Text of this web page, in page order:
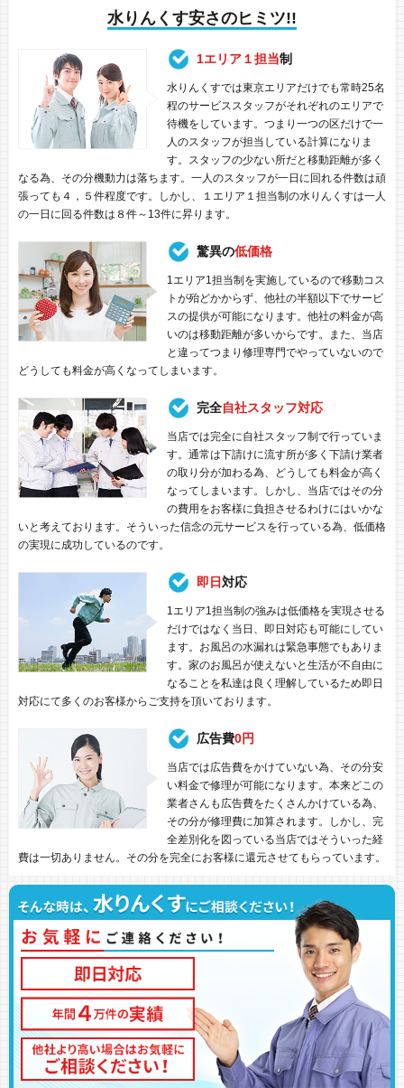
水りんくす安さのヒミツ!!
1エリア１担当制
水りんくすでは東京エリアだけでも常時25名
程のサービススタッフがそれぞれのエリアで
待機をしています。つまり一つの区だけで一
人のスタッフが担当している計算になりま
す。スタッフの少ない所だと移動距離が多く
なる為、その分機動力は落ちます。一人のスタッフが一日に回れる件数は頑
張っても４，５件程度です。しかし、１エリア１担当制の水りんくすは一人
の一日に回る件数は８件～13件に昇ります。
驚異の低価格
1エリア1担当制を実施しているので移動コス
トが殆どかからず、他社の半額以下でサービ
スの提供が可能になります。他社の料金が高
いのは移動距離が多いからです。また、当店
と違ってつまり修理専門でやっていないので
どうしても料金が高くなってしまいます。
完全自社スタッフ対応
当店では完全に自社スタッフ制で行っていま
す。通常は下請けに流す所が多く下請け業者
の取り分が加わる為、どうしても料金が高く
なってしまいます。しかし、当店ではその分
の費用をお客様に負担させるわけにはいかな
いと考えております。そういった信念の元サービスを行っている為、低価格
の実現に成功しているのです。
即日対応
1エリア1担当制の強みは低価格を実現させる
だけではなく当日、即日対応も可能にしてい
ます。お風呂の水漏れは緊急事態でもありま
す。家のお風呂が使えないと生活が不自由に
なることを私達は良く理解しているため即日
対応にて多くのお客様からご支持を頂いております。
広告費0円
当店では広告費をかけていない為、その分安
い料金で修理が可能になります。本来どこの
業者さんも広告費をたくさんかけている為、
その分が修理費に加算されます。しかし、完
全差別化を図っている当店ではそういった経
費は一切ありません。その分を完全にお客様に還元させてもらっています。